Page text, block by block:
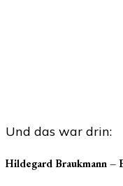
Und das war drin:
Hildegard Braukmann –